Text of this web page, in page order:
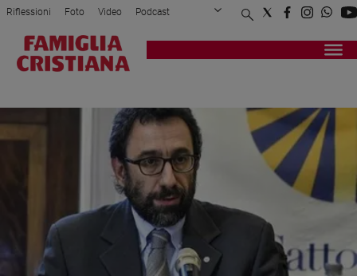
Attualità
Politica
Riflessioni Foto Video Podcast
Privacy Policy Chi siamo
Registrati Redazione